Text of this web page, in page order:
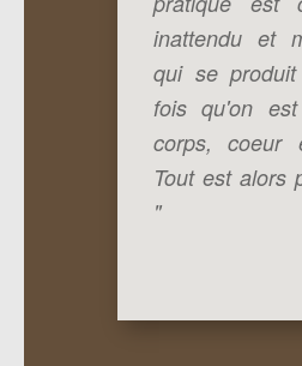
inattendu et
qui se
fois qu'on
corps, coeur
Tout est alors
"